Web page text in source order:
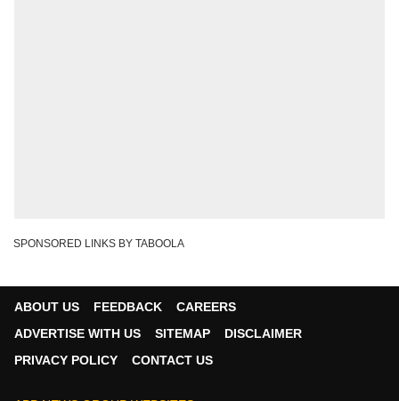
SPONSORED LINKS BY TABOOLA
ABOUT US FEEDBACK
CAREERS
ADVERTISE WITH US
SITEMAP
DISCLAIMER
PRIVACY POLICY
CONTACT US